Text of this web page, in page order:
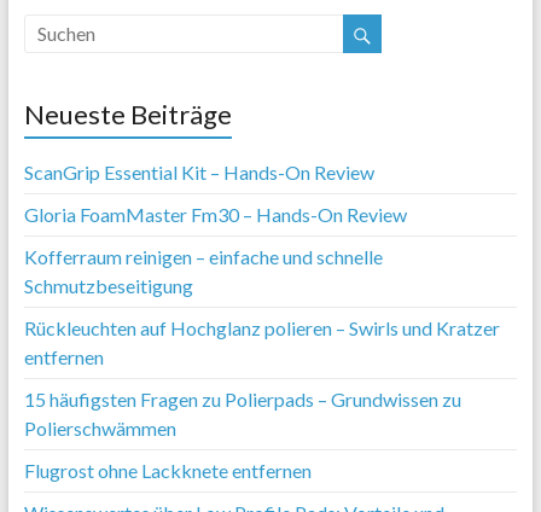
Neueste Beiträge
ScanGrip Essential Kit – Hands-On Review
Gloria FoamMaster Fm30 – Hands-On Review
Kofferraum reinigen – einfache und schnelle
Schmutzbeseitigung
Rückleuchten auf Hochglanz polieren – Swirls und Kratzer
entfernen
15 häufigsten Fragen zu Polierpads – Grundwissen zu
Polierschwämmen
Flugrost ohne Lackknete entfernen